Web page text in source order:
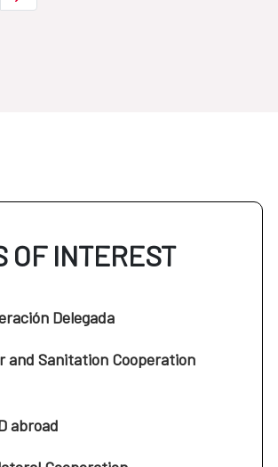
OF INTEREST
Delegada
and Sanitation Cooperation
abroad